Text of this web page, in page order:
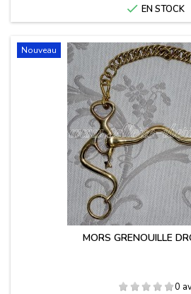
 EN STOCK
Nouveau
MORS GRENOUILLE
0